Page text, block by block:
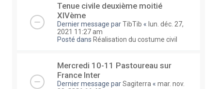
Tenue civile deuxième moitié
XIVème
Dernier message parTibTib « lun. déc. 27,
2021 11:27 am
Posté dans Réalisation du costume civil
Mercredi 10-11 Pastoureau sur
France Inter
Dernier message parSagiterra « mar. nov.